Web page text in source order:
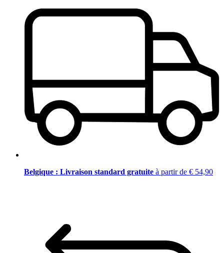
Belgique : Livraison standard gratuite à partir de € 54,90